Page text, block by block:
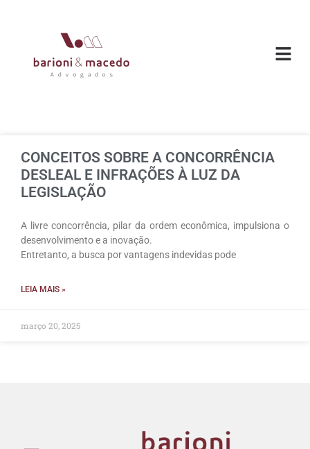
CONCEITOS SOBRE A CONCORRÊNCIA
DESLEAL E INFRAÇÕES À LUZ DA
LEGISLAÇÃO
A livre concorrência, pilar da ordem econômica, impulsiona o
desenvolvimento e a inovação.
Entretanto, a busca por vantagens indevidas pode
LEIA MAIS »
março 20, 2025